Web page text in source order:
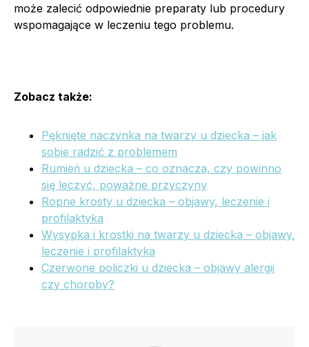
może zalecić odpowiednie preparaty lub procedury
wspomagające w leczeniu tego problemu.
Zobacz także:
Pęknięte naczynka na twarzy u dziecka – jak
sobie radzić z problemem
Rumień u dziecka – co oznacza, czy powinno
się leczyć, poważne przyczyny
Ropne krosty u dziecka – objawy, leczenie i
profilaktyka
Wysypka i krostki na twarzy u dziecka – objawy,
leczenie i profilaktyka
Czerwone policzki u dziecka – objawy alergii
czy choroby?